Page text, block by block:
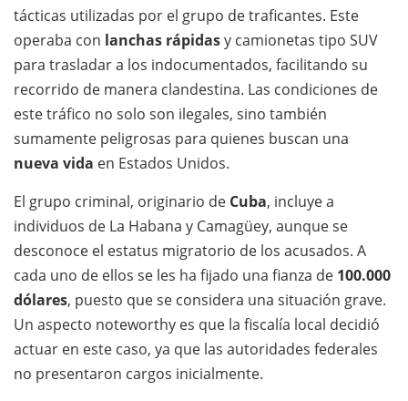
tácticas utilizadas por el grupo de traficantes. Este
operaba con lanchas rápidasy camionetas tipo SUV
para trasladar a los indocumentados, facilitando su
recorrido de manera clandestina. Las condiciones de
este tráfico no solo son ilegales, sino también
sumamente peligrosas para quienes buscan una
nueva vida en Estados Unidos.
El grupo criminal, originario de Cuba, incluye a
individuos de La Habana y Camagüey, aunque se
desconoce el estatus migratorio de los acusados. A
cada uno de ellos se les ha fijado una fianza de 100.000
dólares, puesto que se considera una situación grave.
Un aspecto noteworthy es que la fiscalía local decidió
actuar en este caso, ya que las autoridades federales
no presentaron cargos inicialmente.